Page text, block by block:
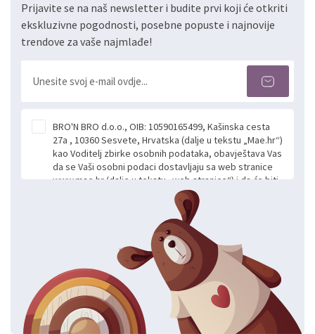
Prijavite se na naš newsletter i budite prvi koji će otkriti
ekskluzivne pogodnosti, posebne popuste i najnovije
trendove za vaše najmlađe!
BRO'N BRO d.o.o., OIB: 10590165499, Kašinska cesta
27a , 10360 Sesvete, Hrvatska (dalje u tekstu „Mae.hr“)
kao Voditelj zbirke osobnih podataka, obavještava Vas
da se Vaši osobni podaci dostavljaju sa web stranice
www.mae.hr (dalje u tekstu „web stranice“) i da će biti
obrađeni. Prihvaćanjem ove Izjave smatra se da
slobodno i izričito dajete privolu za prikupljanje i daljnju
obradu Vaših osobnih podataka koje ustupate Mae.hr
putem ovih web stranica u svrhu odgovora i daljnje
komunikacije na Vaš upit poslan kroz kontakt obrazac.
Radi se o dobrovoljnom davanju podataka te ovu
Izjavu niste dužni prihvatiti odnosno niste dužni unositi
svoje osobne podatke u jednu od prijavnih
formi/obrazaca dostupnih na ovim web stranicama.
BRO'N BRO d.o.o. će s Vašim osobnim podacima
postupati sukladno Općoj uredbi o zaštiti podataka